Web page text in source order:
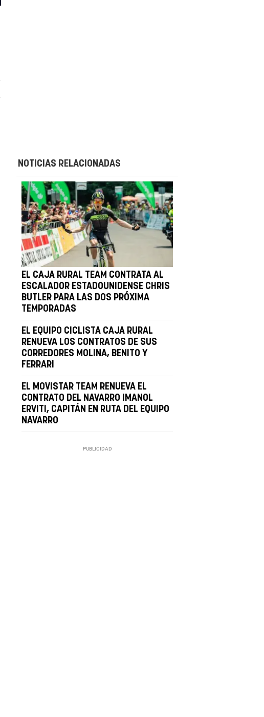
NOTICIAS RELACIONADAS
EL CAJA RURAL TEAM CONTRATA AL
ESCALADOR ESTADOUNIDENSE CHRIS
BUTLER PARA LAS DOS PRÓXIMA
TEMPORADAS
EL EQUIPO CICLISTA CAJA RURAL
RENUEVA LOS CONTRATOS DE SUS
CORREDORES MOLINA, BENITO Y
FERRARI
EL MOVISTAR TEAM RENUEVA EL
CONTRATO DEL NAVARRO IMANOL
ERVITI, CAPITÁN EN RUTA DEL EQUIPO
NAVARRO